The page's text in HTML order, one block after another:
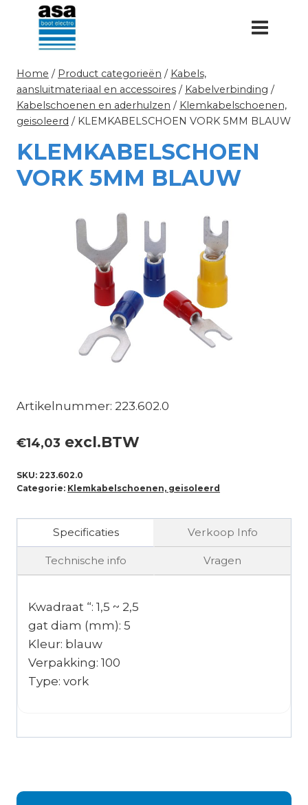
Doorgaan
inhoud
Home / Product categorieën / Kabels,
aansluitmateriaal en accessoires / Kabelverbinding /
Kabelschoenen en aderhulzen / Klemkabelschoenen,
geisoleerd / KLEMKABELSCHOEN VORK 5MM BLAUW
KLEMKABELSCHOEN
VORK 5MM BLAUW
Artikelnummer: 223.602.0
€14,03 excl.BTW
SKU: 223.602.0
Categorie: Klemkabelschoenen, geisoleerd
Specificaties Verkoop Info
Technische info Vragen
Kwadraat “: 1,5 ~ 2,5
gat diam (mm): 5
Kleur: blauw
Verpakking: 100
Type: vork